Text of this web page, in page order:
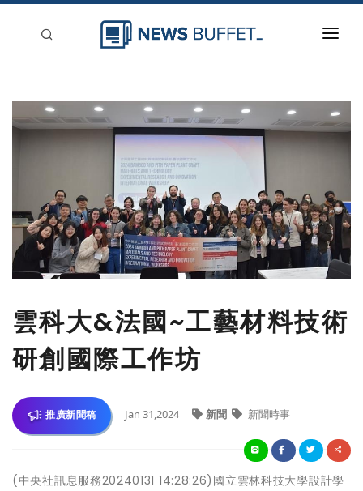
新聞稿分類
雲科大&法國~工藝材料技術
研創國際工作坊
推廣新聞稿 Jan 31,2024 新聞 新聞時事
(中央社訊息服務20240131 14:28:26)國立雲林科技大學設計學